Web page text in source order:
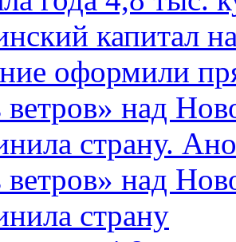
капитал
оформили
над
страну.
над
страну